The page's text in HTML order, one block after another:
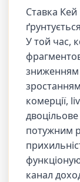
Ставка
У той час,
зниженням
комерції,
потужним
канал